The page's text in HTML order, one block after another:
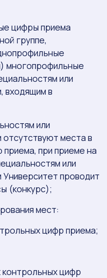
цифры приема
группе,
многопрофильные
или
входящим в
или
отсутствуют места в
при приеме на
или
Университет проводит
(конкурс);
мест:
цифр приема;
контрольных цифр